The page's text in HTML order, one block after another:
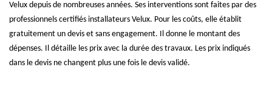
Velux depuis de nombreuses années. Ses interventions sont faites par des
professionnels certifiés installateurs Velux. Pour les coûts, elle établit
gratuitement un devis et sans engagement. Il donne le montant des
dépenses. Il détaille les prix avec la durée des travaux. Les prix indiqués
dans le devis ne changent plus une fois le devis validé.